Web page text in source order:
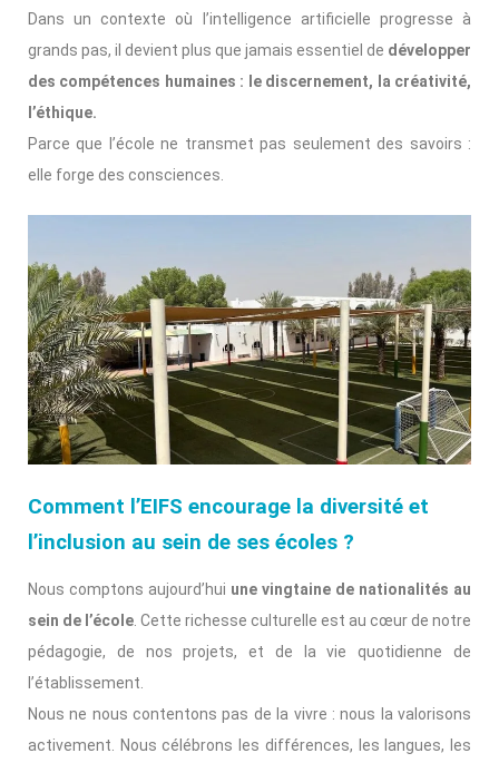
Dans un contexte où l’intelligence artificielle progresse à
grands pas, il devient plus que jamais essentiel de développer
des compétences humaines : le discernement, la créativité,
l’éthique.
Parce que l’école ne transmet pas seulement des savoirs :
elle forge des consciences.
Comment l’EIFS encourage la diversité et
l’inclusion au sein de ses écoles ?
Nous comptons aujourd’hui une vingtaine de nationalités au
sein de l’école. Cette richesse culturelle est au cœur de notre
pédagogie, de nos projets, et de la vie quotidienne de
l’établissement.
Nous ne nous contentons pas de la vivre : nous la valorisons
activement. Nous célébrons les différences, les langues, les